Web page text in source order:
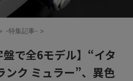
-特集記事- >
盤で全6モデル】“イタ
ク ミュラー”、異色